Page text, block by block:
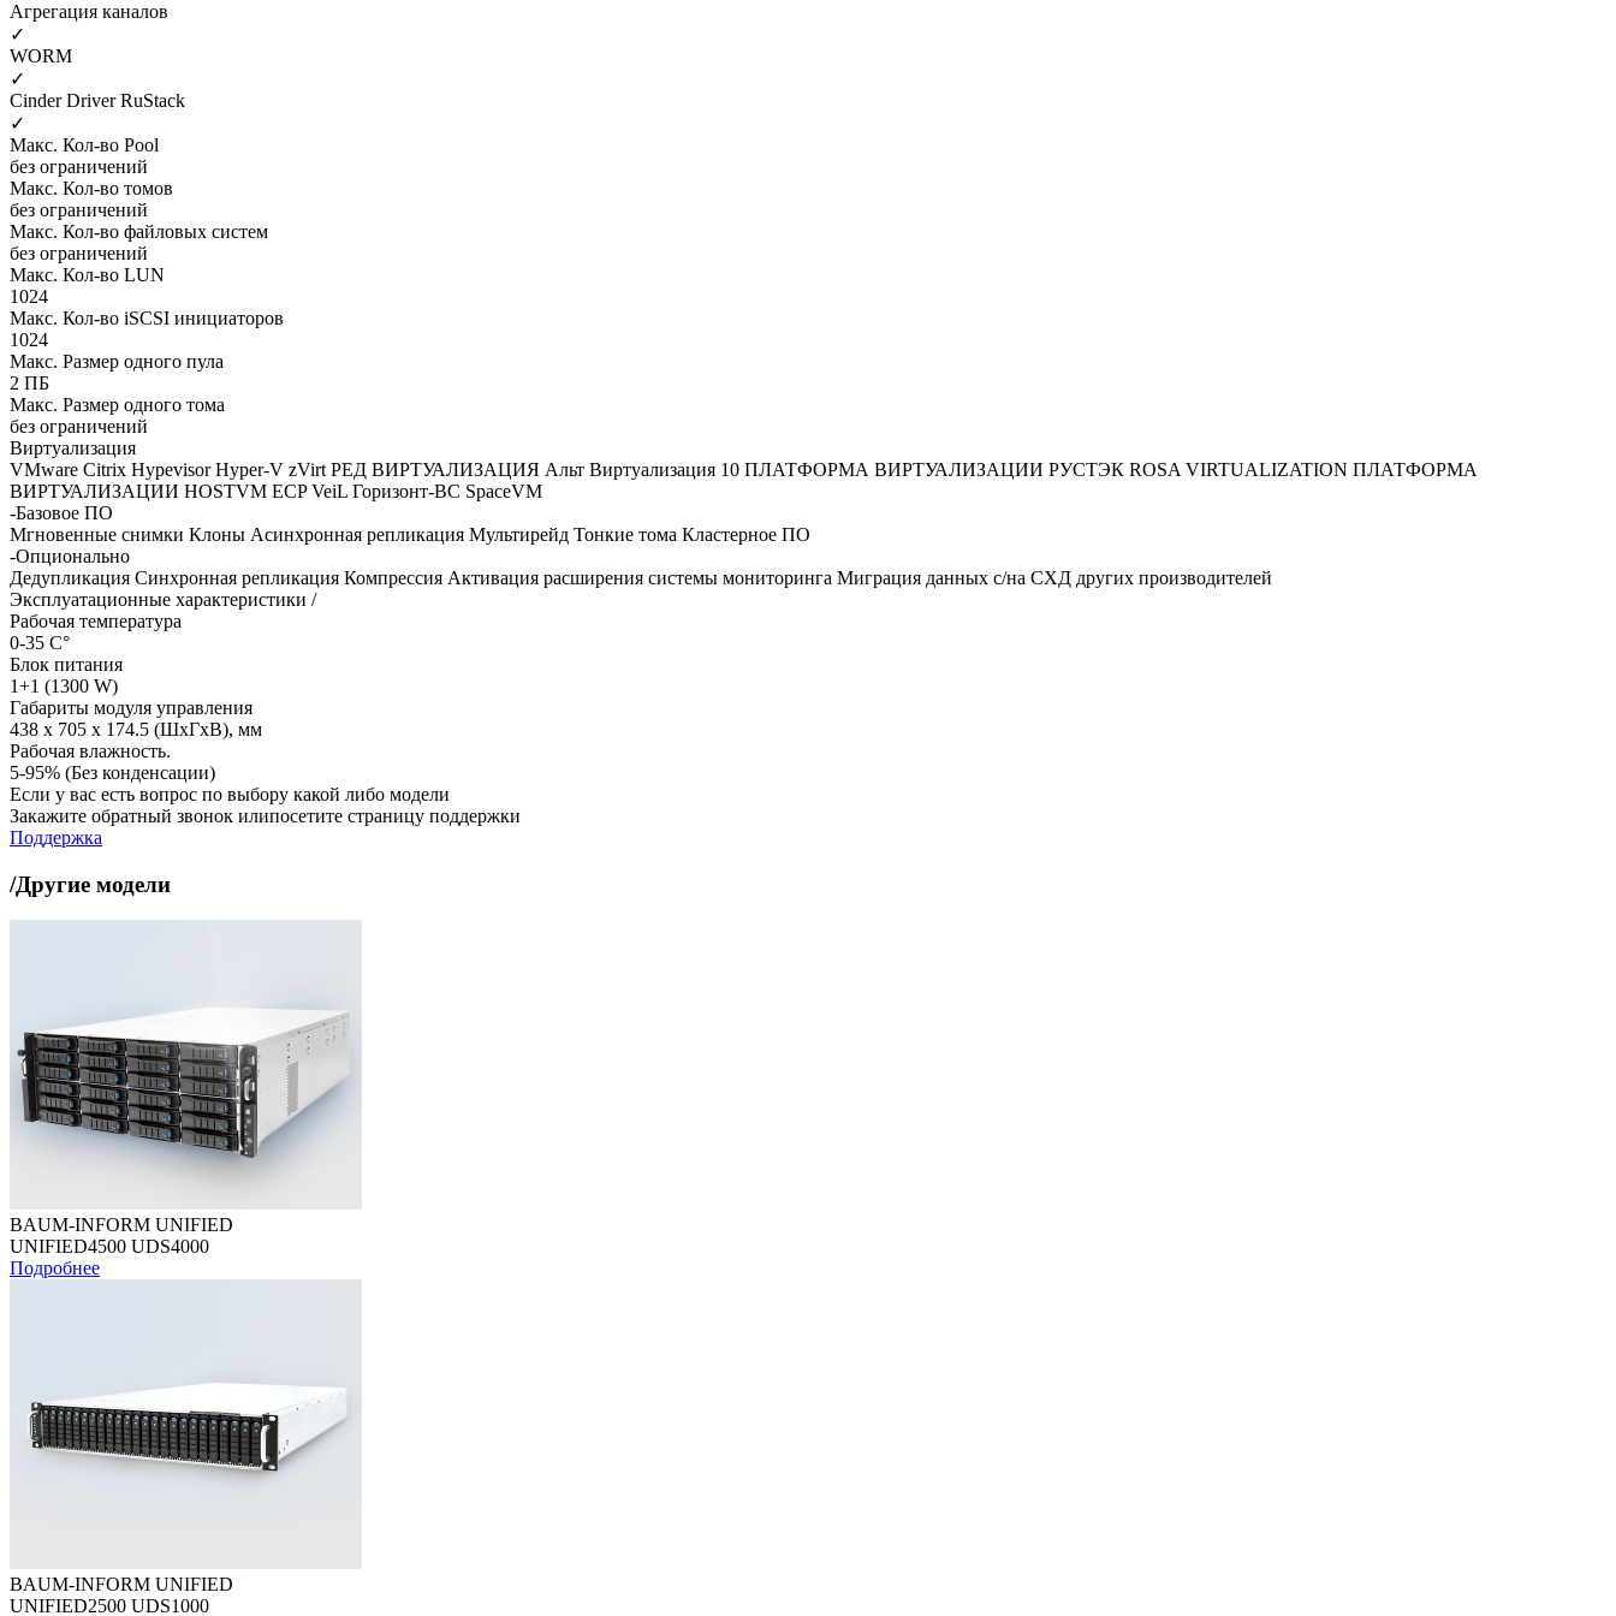
Агрегация каналов
✓
WORM
✓
Cinder Driver RuStack
✓
Макс. Кол-во Pool
без ограничений
Макс. Кол-во томов
без ограничений
Макс. Кол-во файловых систем
без ограничений
Макс. Кол-во LUN
1024
Макс. Кол-во iSCSI инициаторов
1024
Макс. Размер одного пула
2 ПБ
Макс. Размер одного тома
без ограничений
Виртуализация
VMware Citrix Hypevisor Hyper-V zVirt РЕД ВИРТУАЛИЗАЦИЯ Альт Виртуализация 10 ПЛАТФОРМА ВИРТУАЛИЗАЦИИ РУСТЭК ROSA VIRTUALIZATION ПЛАТФОРМА
ВИРТУАЛИЗАЦИИ HOSTVM ECP VeiL Горизонт-ВС SpaceVM
-Базовое ПО
Мгновенные снимки Клоны Асинхронная репликация Мультирейд Тонкие тома Кластерное ПО
-Опционально
Дедупликация Синхронная репликация Компрессия Активация расширения системы мониторинга Миграция данных с/на СХД других производителей
Эксплуатационные характеристики /
Рабочая температура
0-35 C°
Блок питания
1+1 (1300 W)
Габариты модуля управления
438 x 705 x 174.5 (ШхГхВ), мм
Рабочая влажность.
5-95% (Без конденсации)
Если у вас есть вопрос по выбору какой либо модели
Закажите обратный звонок илипосетите страницу поддержки
Поддержка
/Другие модели
BAUM-INFORM UNIFIED
UNIFIED4500 UDS4000
Подробнее
BAUM-INFORM UNIFIED
UNIFIED2500 UDS1000